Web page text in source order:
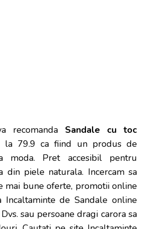
recomanda Sandale cu toc
la 79.9 ca fiind un produs de
moda. Pret accesibil pentru
din piele naturala. Incercam sa
mai bune oferte, promotii online
de Sandale online
sau persoane dragi carora sa